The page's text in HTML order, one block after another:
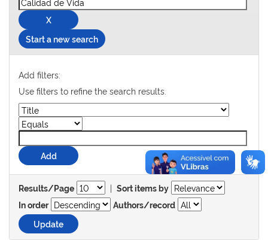
Start a new search
Add filters:
Use filters to refine the search results.
Results/Page | Sort items by
In order
Authors/record